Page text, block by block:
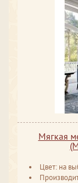
Мягкая
Цвет: на